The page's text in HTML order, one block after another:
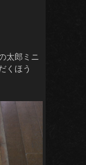
太郎ミニ
くほう